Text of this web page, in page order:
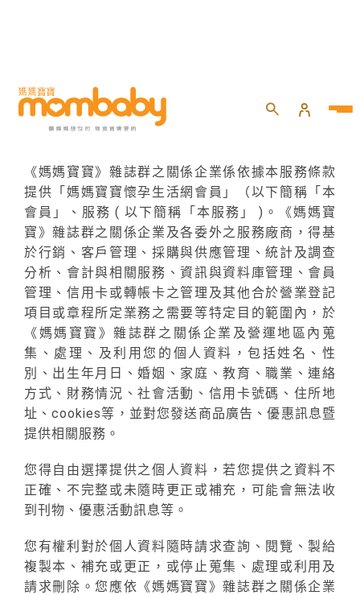
首頁 全站條款
全站條款 Terms
《媽媽寶寶》雜誌群之關係企業係依據本服務條款
提供「媽媽寶寶懷孕生活網會員」（以下簡稱「本
會員」、服務 ( 以下簡稱「本服務」 )。《媽媽寶
寶》雜誌群之關係企業及各委外之服務廠商，得基
於行銷、客戶管理、採購與供應管理、統計及調查
分析、會計與相關服務、資訊與資料庫管理、會員
管理、信用卡或轉帳卡之管理及其他合於營業登記
項目或章程所定業務之需要等特定目的範圍內，於
《媽媽寶寶》雜誌群之關係企業及營運地區內蒐
集、處理、及利用您的個人資料，包括姓名、性
別、出生年月日、婚姻、家庭、教育、職業、連絡
方式、財務情況、社會活動、信用卡號碼、住所地
址、cookies等，並對您發送商品廣告、優惠訊息暨
提供相關服務。
您得自由選擇提供之個人資料，若您提供之資料不
正確、不完整或未隨時更正或補充，可能會無法收
到刊物、優惠活動訊息等。
您有權利對於個人資料隨時請求查詢、閱覽、製給
複製本、補充或更正，或停止蒐集、處理或利用及
請求刪除。您應依《媽媽寶寶》雜誌群之關係企業